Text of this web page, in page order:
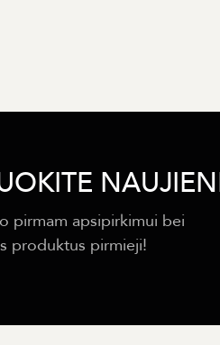
pirmam apsipirkimui bei
produktus pirmieji!